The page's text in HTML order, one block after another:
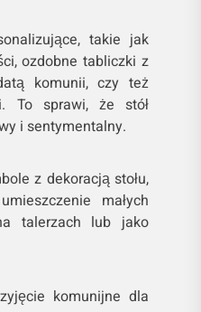
takie jak
ozdobne tabliczki z
komunii, czy też
To sprawi, że stół
i sentymentalny.
z dekoracją stołu,
małych
talerzach lub jako
komunijne dla